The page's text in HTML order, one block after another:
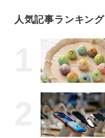
人気記事ランキング